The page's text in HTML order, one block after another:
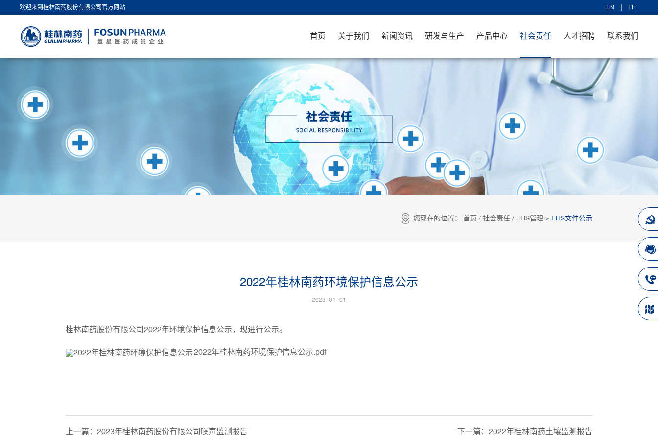
欢迎来到桂林南药股份有限公司官方网站 EN FR
首页 关于我们 新闻资讯 研发与生产 产品中心 社会责任 人才招聘 联系我们
您现在的位置： 首页 / 社会责任 / EHS管理 > EHS文件公示
2022年桂林南药环境保护信息公示
2023-01-01
桂林南药股份有限公司2022年环境保护信息公示，现进行公示。
2022年桂林南药环境保护信息公示.pdf
上一篇：2023年桂林南药股份有限公司噪声监测报告 下一篇： 2022年桂林南药土壤监测报告